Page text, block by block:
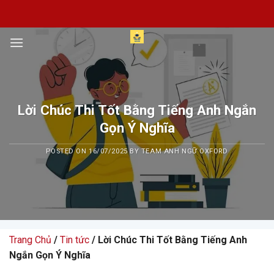
content
Lời Chúc Thi Tốt Bằng Tiếng Anh Ngắn
Gọn Ý Nghĩa
POSTED ON16/07/2025BY TEAM ANH NGỮ OXFORD
Trang Chủ / Tin tức / Lời Chúc Thi Tốt Bằng Tiếng Anh
Ngắn Gọn Ý Nghĩa